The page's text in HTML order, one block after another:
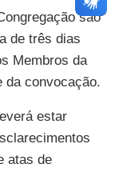
são
de três dias
Membros da
da convocação.
estar
atas de